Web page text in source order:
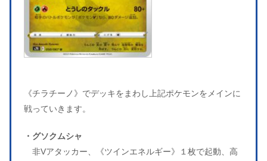
《チラチーノ》でデッキをまわし上記ポケモンをメインに
戦っていきます。
・グソクムシャ
非Vアタッカー、《ツインエネルギー》１枚で起動、高